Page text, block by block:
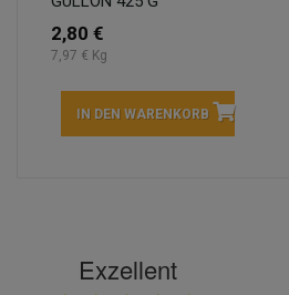
2,80 €
7,97 € Kg
IN DEN WARENKORB
Exzellent